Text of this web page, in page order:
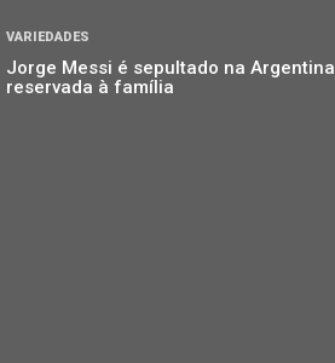
VARIEDADES
Jorge Messi é sepultado na
reservada à família